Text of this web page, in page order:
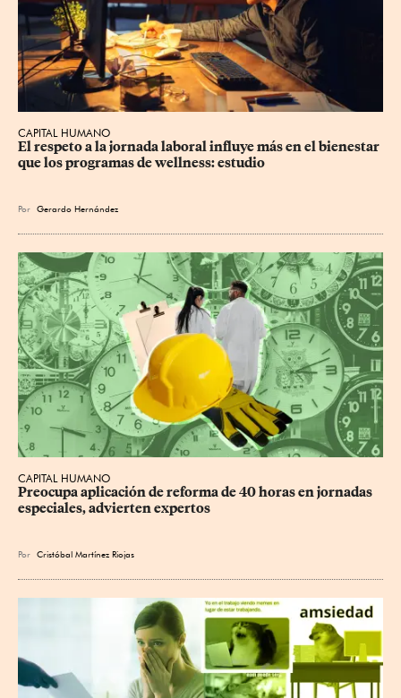
CAPITAL HUMANO
El respeto a la jornada laboral influye más en el bienestar
que los programas de wellness: estudio
Por Gerardo Hernández
CAPITAL HUMANO
Preocupa aplicación de reforma de 40 horas en jornadas
especiales, advierten expertos
Por Cristóbal Martínez Riojas